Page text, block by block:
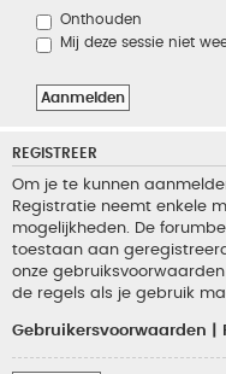
Onthouden
Mij deze sessie niet
REGISTREER
Om je te kunnen
Registratie neemt enkele
mogelijkheden. De
toestaan aan
onze
de regels als je gebruik
Gebruikersvoorwaarden